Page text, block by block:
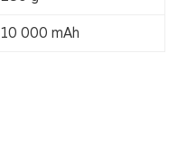
10 000 mAh